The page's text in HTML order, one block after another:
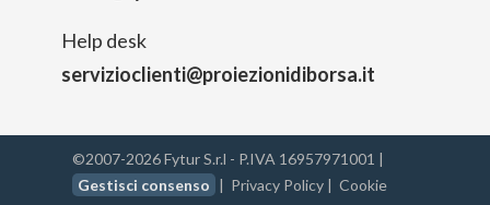
Help desk
servizioclienti@proiezionidiborsa.it
©2007-2026 Fytur S.r.l - P.IVA 16957971001 |
Gestisci consenso | Privacy Policy | Cookie